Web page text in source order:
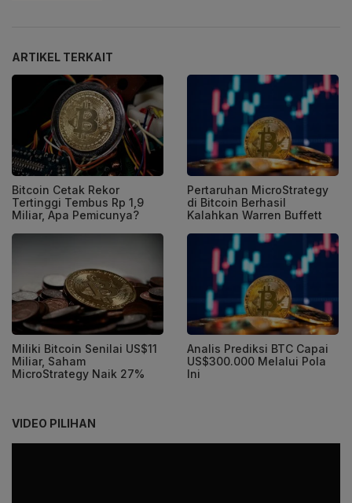
ARTIKEL TERKAIT
Bitcoin Cetak Rekor
Tertinggi Tembus Rp 1,9
Miliar, Apa Pemicunya?
Pertaruhan MicroStrategy
di Bitcoin Berhasil
Kalahkan Warren Buffett
Miliki Bitcoin Senilai US$11
Miliar, Saham
MicroStrategy Naik 27%
Analis Prediksi BTC Capai
US$300.000 Melalui Pola
Ini
VIDEO PILIHAN